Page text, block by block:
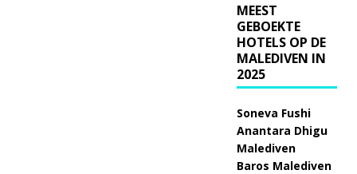
MEEST
GEBOEKTE
HOTELS OP DE
MALEDIVEN IN
2025
Soneva Fushi
Anantara Dhigu
Malediven
Baros Malediven